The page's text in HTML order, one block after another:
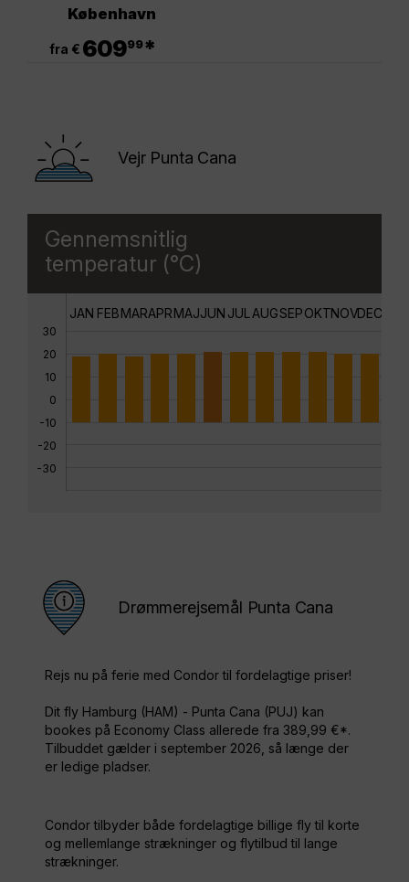
København
fra € 60999*
Vejr Punta Cana
Gennemsnitlig
temperatur (°C)
30
20
10
0
-10
-20
-30
JAN FEBMARAPRMAJJUN JUL AUGSEPOKTNOVDEC
Drømmerejsemål Punta Cana
Rejs nu på ferie med Condor til fordelagtige priser!
Dit fly Hamburg (HAM) - Punta Cana (PUJ) kan
bookes på Economy Class allerede fra 389,99 €*.
Tilbuddet gælder i september 2026, så længe der
er ledige pladser.
Condor tilbyder både fordelagtige billige fly til korte
og mellemlange strækninger og flytilbud til lange
strækninger.